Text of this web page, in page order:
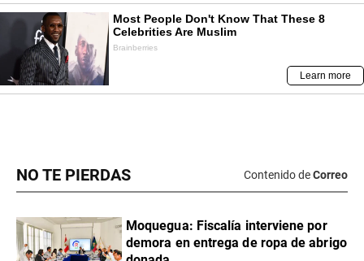
NO TE PIERDAS Contenido deCorreo
Moquegua: Fiscalía interviene por
demora en entrega de ropa de abrigo